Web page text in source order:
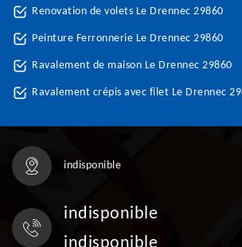
Renovation de volets Le Drennec 29860
Peinture Ferronnerie Le Drennec 29860
Ravalement de maison Le Drennec 29860
Ravalement crépis avec filet Le Drennec
indisponible
indisponible